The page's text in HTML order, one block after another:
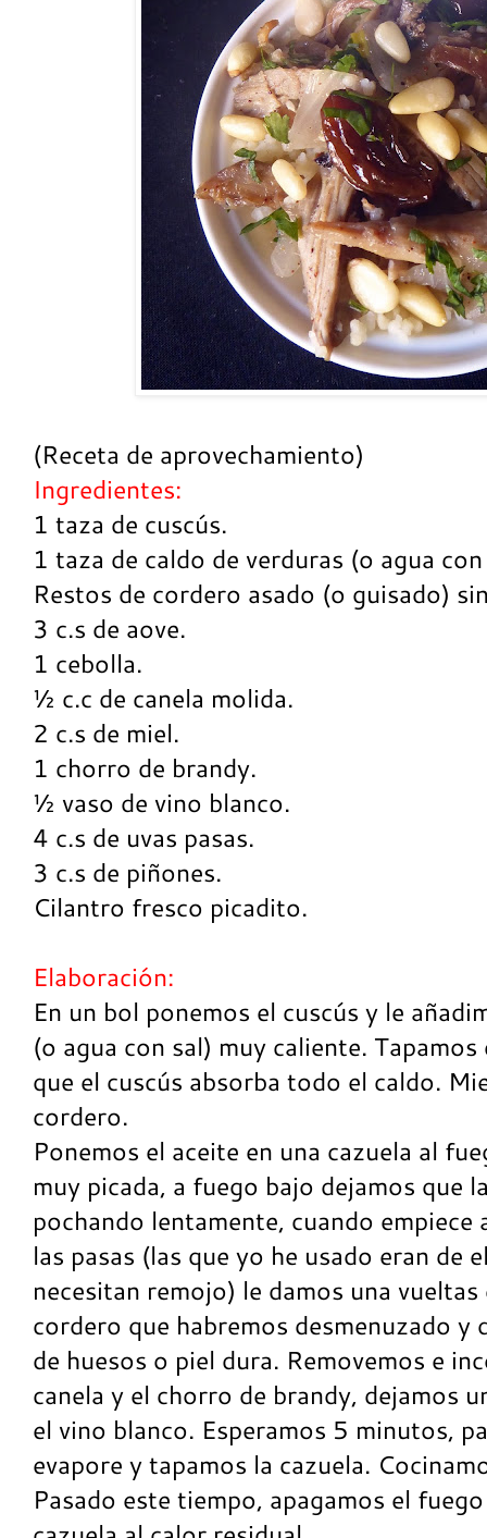
(Receta de aprovechamiento)
Ingredientes:
1 taza de cuscús.
1 taza de caldo de verduras (o agua
Restos de cordero asado (o guisado)
3 c.s de aove.
1 cebolla.
½ c.c de canela molida.
2 c.s de miel.
1 chorro de brandy.
½ vaso de vino blanco.
4 c.s de uvas pasas.
3 c.s de piñones.
Cilantro fresco picadito.
Elaboración:
En un bol ponemos el cuscús y le
(o agua con sal) muy caliente.
que el cuscús absorba todo el caldo.
cordero.
Ponemos el aceite en una cazuela al
muy picada, a fuego bajo dejamos que
pochando lentamente, cuando
las pasas (las que yo he usado eran de
necesitan remojo) le damos una
cordero que habremos desmenuzado
de huesos o piel dura. Removemos e
canela y el chorro de brandy, dejamos
el vino blanco. Esperamos 5 minutos,
evapore y tapamos la cazuela.
Pasado este tiempo, apagamos el